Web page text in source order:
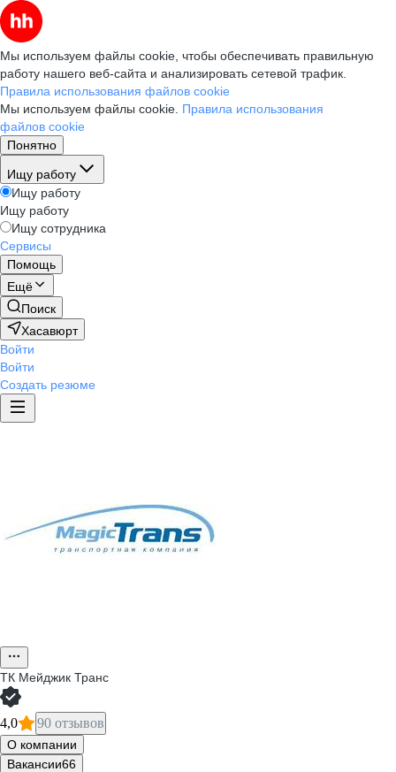
Мы используем файлы cookie, чтобы обеспечивать правильную
работу нашего веб-сайта и анализировать сетевой трафик.
Правила использования файлов cookie
Мы используем файлы cookie. Правила использования
файлов cookie
Понятно
Ищу работу
Ищу работу
Ищу работу
Ищу сотрудника
Сервисы
Помощь
Ещё
Поиск
Хасавюрт
Войти
Войти
Создать резюме
ТК Мейджик Транс
4,0 90 отзывов
О компании
Вакансии66